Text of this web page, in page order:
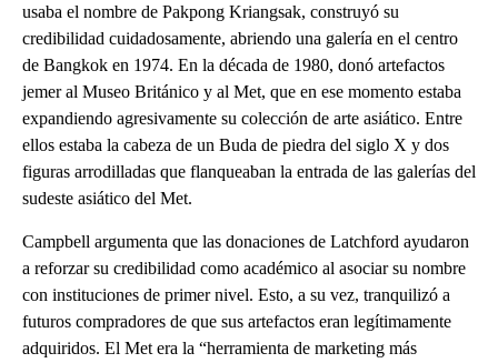
usaba el nombre de Pakpong Kriangsak, construyó su
credibilidad cuidadosamente, abriendo una galería en el centro
de Bangkok en 1974. En la década de 1980, donó artefactos
jemer al Museo Británico y al Met, que en ese momento estaba
expandiendo agresivamente su colección de arte asiático. Entre
ellos estaba la cabeza de un Buda de piedra del siglo X y dos
figuras arrodilladas que flanqueaban la entrada de las galerías del
sudeste asiático del Met.
Campbell argumenta que las donaciones de Latchford ayudaron
a reforzar su credibilidad como académico al asociar su nombre
con instituciones de primer nivel. Esto, a su vez, tranquilizó a
futuros compradores de que sus artefactos eran legítimamente
adquiridos. El Met era la “herramienta de marketing más